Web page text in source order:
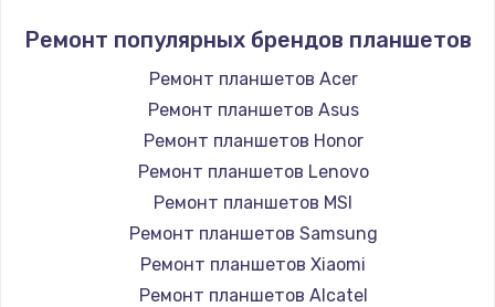
1160 руб.
Чистка от пыли
1060 руб.
Замена южного моста
Ремонт популярных брендов планшетов
Ремонт планшетов Acer
Ремонт планшетов Asus
Ремонт планшетов Honor
Ремонт планшетов Lenovo
Ремонт планшетов MSI
Ремонт планшетов Samsung
Ремонт планшетов Xiaomi
Ремонт планшетов Alcatel